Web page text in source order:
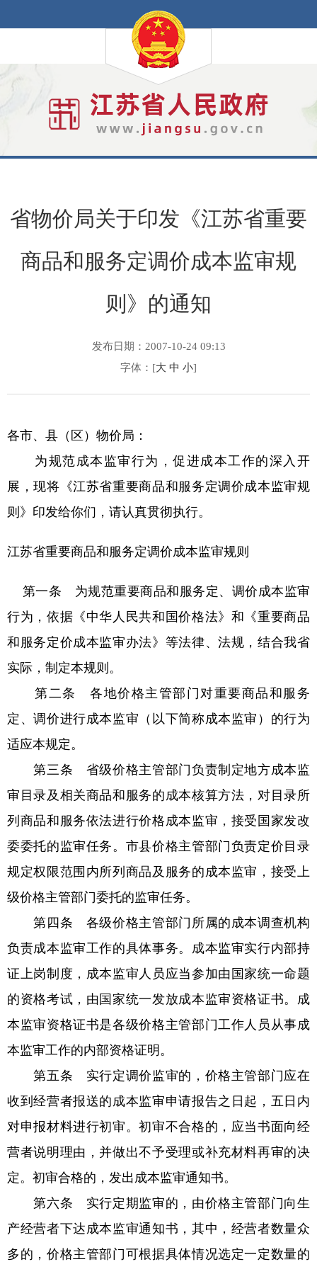
省物价局关于印发《江苏省重要
商品和服务定调价成本监审规
则》的通知
发布日期：2007-10-24 09:13
字体：[大 中 小]
各市、县（区）物价局：
为规范成本监审行为，促进成本工作的深入开
展，现将《江苏省重要商品和服务定调价成本监审规
则》印发给你们，请认真贯彻执行。
江苏省重要商品和服务定调价成本监审规则
第一条 为规范重要商品和服务定、调价成本监审
行为，依据《中华人民共和国价格法》和《重要商品
和服务定价成本监审办法》等法律、法规，结合我省
实际，制定本规则。
第二条 各地价格主管部门对重要商品和服务
定、调价进行成本监审（以下简称成本监审）的行为
适应本规定。
第三条 省级价格主管部门负责制定地方成本监
审目录及相关商品和服务的成本核算方法，对目录所
列商品和服务依法进行价格成本监审，接受国家发改
委委托的监审任务。市县价格主管部门负责定价目录
规定权限范围内所列商品及服务的成本监审，接受上
级价格主管部门委托的监审任务。
第四条 各级价格主管部门所属的成本调查机构
负责成本监审工作的具体事务。成本监审实行内部持
证上岗制度，成本监审人员应当参加由国家统一命题
的资格考试，由国家统一发放成本监审资格证书。成
本监审资格证书是各级价格主管部门工作人员从事成
本监审工作的内部资格证明。
第五条 实行定调价监审的，价格主管部门应在
收到经营者报送的成本监审申请报告之日起，五日内
对申报材料进行初审。初审不合格的，应当书面向经
营者说明理由，并做出不予受理或补充材料再审的决
定。初审合格的，发出成本监审通知书。
第六条 实行定期监审的，由价格主管部门向生
产经营者下达成本监审通知书，其中，经营者数量众
多的，价格主管部门可根据具体情况选定一定数量的